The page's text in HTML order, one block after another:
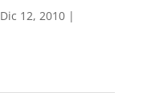
Dic 12, 2010|